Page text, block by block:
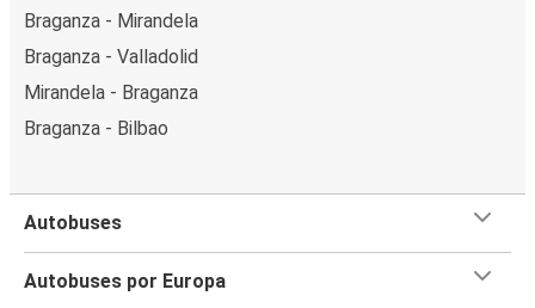
Braganza - Mirandela
Braganza - Valladolid
Mirandela - Braganza
Braganza - Bilbao
Autobuses
Autobuses por Europa